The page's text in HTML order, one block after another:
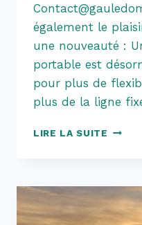
également le
une nouveauté :
portable est
pour plus de
plus de la ligne
LIRE LA SUITE
E-